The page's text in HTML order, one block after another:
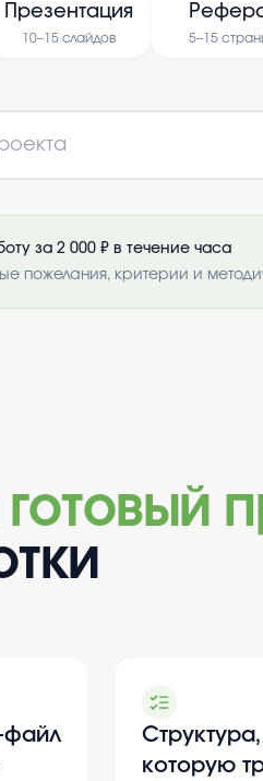
Презентация
10–15 слайдов 5–15
за 2 000 ₽ в течение часа
пожелания, критерии и
готовый
файл
Структура,
которую